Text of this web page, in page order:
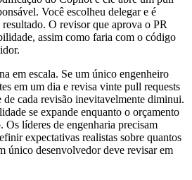
Você escolheu delegar e é
O revisor que aprova o PR
assim como faria com o código
em escala. Se um único engenheiro
em um dia e revisa vinte pull requests
de cada revisão inevitavelmente diminui.
se expande enquanto o orçamento
Os líderes de engenharia precisam
expectativas realistas sobre quantos
único desenvolvedor deve revisar em